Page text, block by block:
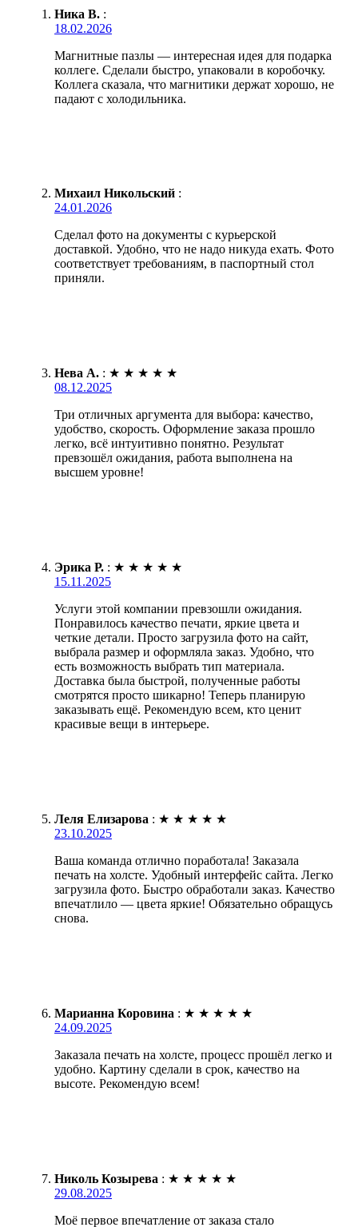
Ника В. :
18.02.2026
Магнитные пазлы — интересная идея для подарка
коллеге. Сделали быстро, упаковали в коробочку.
Коллега сказала, что магнитики держат хорошо, не
падают с холодильника.
Михаил Никольский :
24.01.2026
Сделал фото на документы с курьерской
доставкой. Удобно, что не надо никуда ехать. Фото
соответствует требованиям, в паспортный стол
приняли.
Нева А. : ★ ★ ★ ★ ★
08.12.2025
Три отличных аргумента для выбора: качество,
удобство, скорость. Оформление заказа прошло
легко, всё интуитивно понятно. Результат
превзошёл ожидания, работа выполнена на
высшем уровне!
Эрика Р. : ★ ★ ★ ★ ★
15.11.2025
Услуги этой компании превзошли ожидания.
Понравилось качество печати, яркие цвета и
четкие детали. Просто загрузила фото на сайт,
выбрала размер и оформляла заказ. Удобно, что
есть возможность выбрать тип материала.
Доставка была быстрой, полученные работы
смотрятся просто шикарно! Теперь планирую
заказывать ещё. Рекомендую всем, кто ценит
красивые вещи в интерьере.
Леля Елизарова : ★ ★ ★ ★ ★
23.10.2025
Ваша команда отлично поработала! Заказала
печать на холсте. Удобный интерфейс сайта. Легко
загрузила фото. Быстро обработали заказ. Качество
впечатлило — цвета яркие! Обязательно обращусь
снова.
Марианна Коровина : ★ ★ ★ ★ ★
24.09.2025
Заказала печать на холсте, процесс прошёл легко и
удобно. Картину сделали в срок, качество на
высоте. Рекомендую всем!
Николь Козырева : ★ ★ ★ ★ ★
29.08.2025
Моё первое впечатление от заказа стало